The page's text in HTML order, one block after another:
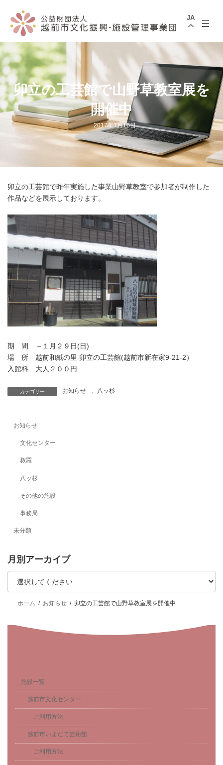
へ
ス
キ
ッ
プ
ョ
ン
に
移
動
JA
卯立の工芸館で山野草教室展を
開催中
2017年1月16日
卯立の工芸館で昨年実施した事業山野草教室で参加者が制作した
作品などを展示しております。
期 間 ～１月２９日(日)
場 所 越前和紙の里 卯立の工芸館(越前市新在家9-21-2）
入館料 大人２００円
カテゴリー お知らせ 八ッ杉
お知らせ
文化センター
叔羅
八ッ杉
その他の施設
事務局
未分類
月別アーカイブ
ホーム お知らせ 卯立の工芸館で山野草教室展を開催中
施設一覧
越前市文化センター
ご利用方法
越前市いまだて芸術館
ご利用方法